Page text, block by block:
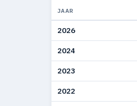
JAAR
2026
2024
2023
2022